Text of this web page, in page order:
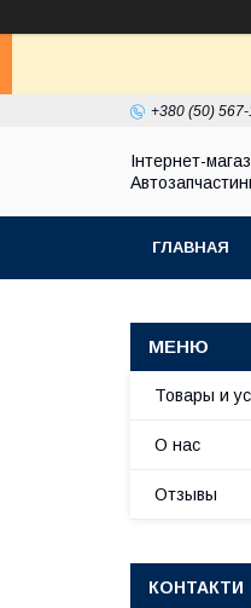
+380 (50)
Інтернет-
ГЛАВНАЯ
Товары и
О нас
Отзывы
КОНТАКТИ